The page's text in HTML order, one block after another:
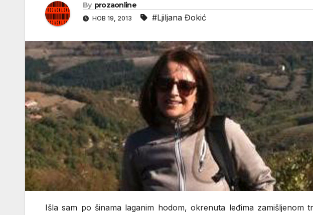
By prozaonline
НОВ 19, 2013 #Ljiljana Đokić
Išla sam po šinama laganim hodom, okrenuta leđima zamišljenom